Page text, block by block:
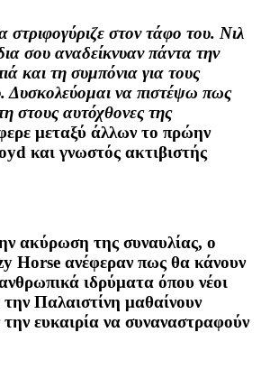
στον τάφο του. Νιλ
σου αναδείκνυαν πάντα την
και τη συμπόνια για τους
Δυσκολεύομαι να πιστέψω πως
στους αυτόχθονες της
μεταξύ άλλων το πρώην
και γνωστός ακτιβιστής
ακύρωση της συναυλίας, ο
Horse ανέφεραν πως θα κάνουν
ιδρύματα όπου νέοι
Παλαιστίνη μαθαίνουν
ευκαιρία να συναναστραφούν